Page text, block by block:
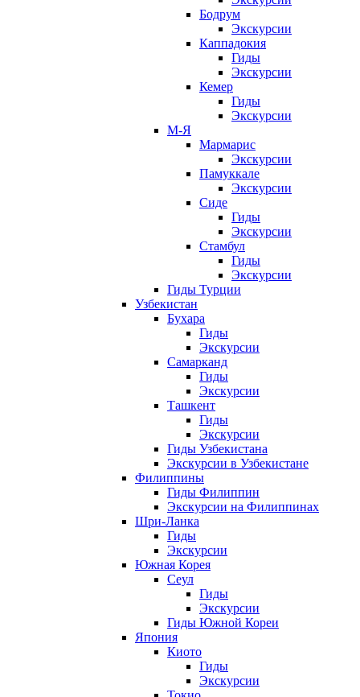
Бодрум
Экскурсии
Каппадокия
Гиды
Экскурсии
Кемер
Гиды
Экскурсии
М-Я
Мармарис
Экскурсии
Памуккале
Экскурсии
Сиде
Гиды
Экскурсии
Стамбул
Гиды
Экскурсии
Гиды Турции
Узбекистан
Бухара
Гиды
Экскурсии
Самарканд
Гиды
Экскурсии
Ташкент
Гиды
Экскурсии
Гиды Узбекистана
Экскурсии в Узбекистане
Филиппины
Гиды Филиппин
Экскурсии на Филиппинах
Шри-Ланка
Гиды
Экскурсии
Южная Корея
Сеул
Гиды
Экскурсии
Гиды Южной Кореи
Япония
Киото
Гиды
Экскурсии